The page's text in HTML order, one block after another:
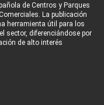
de Centros y Parques
La publicación
herramienta útil para los
sector, diferenciándose por
de alto interés